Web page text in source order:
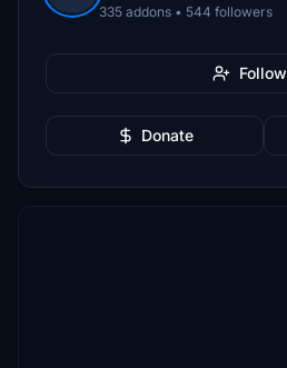
335 addons • 544 followers
Follow
Donate